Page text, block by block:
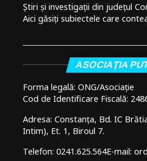
Știri și investigații din județul
Aici găsiți subiectele care
ASOCIAȚIA
Forma legală: ONG/Asociație
Cod de Identificare Fiscală:
Adresa: Constanța, Bd. IC
Intim), Et. 1, Biroul 7.
Telefon: 0241.625.564E-mail: